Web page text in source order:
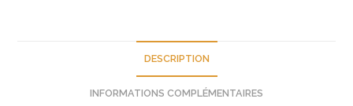
DESCRIPTION
INFORMATIONS COMPLÉMENTAIRES